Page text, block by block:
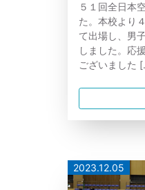
５１回全日本
た。本校より
て出場し、男
しました。応
ございました
2023.12.05